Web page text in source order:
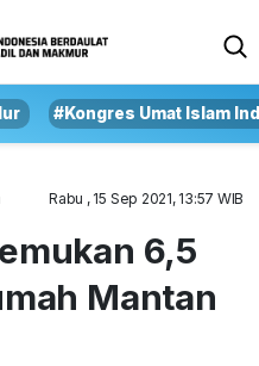
#Kongres Umat Islam
Rabu , 15 Sep 2021, 13:57 WIB
6,5
Mantan